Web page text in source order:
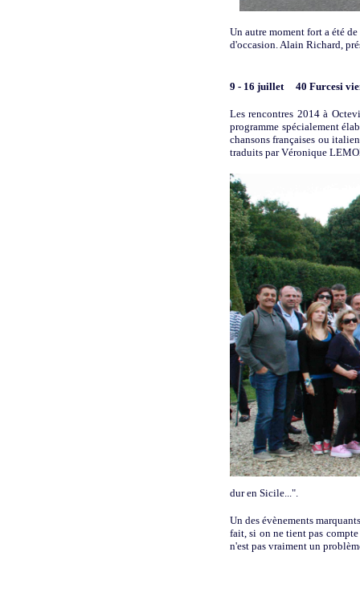
Un autre moment fort a été
d'occasion. Alain Richard,
9 - 16 juillet 40 Furcesi
Les rencontres 2014 à
programme spécialement
chansons françaises ou
traduits par Véronique
dur en Sicile...".
Un des évènements
fait, si on ne tient pas
n'est pas vraiment un